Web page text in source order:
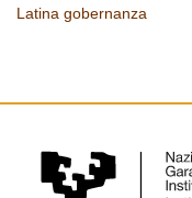
Latina gobernanza